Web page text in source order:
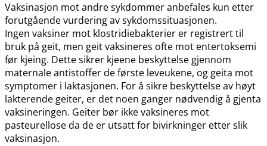
Vaksinasjon mot andre sykdommer anbefales kun etter
forutgående vurdering av sykdomssituasjonen.
Ingen vaksiner mot klostridiebakterier er registrert til
bruk på geit, men geit vaksineres ofte mot entertoksemi
før kjeing. Dette sikrer kjeene beskyttelse gjennom
maternale antistoffer de første leveukene, og geita mot
symptomer i laktasjonen. For å sikre beskyttelse av høyt
lakterende geiter, er det noen ganger nødvendig å gjenta
vaksineringen. Geiter bør ikke vaksineres mot
pasteurellose da de er utsatt for bivirkninger etter slik
vaksinasjon.